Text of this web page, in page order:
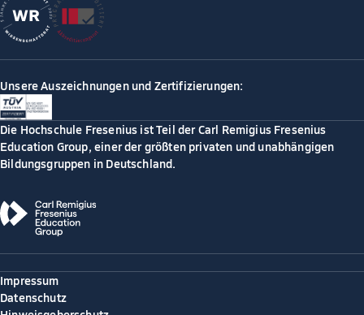
Unsere Auszeichnungen und Zertifizierungen:
Die Hochschule Fresenius ist Teil der Carl Remigius Fresenius
Education Group, einer der größten privaten und unabhängigen
Bildungsgruppen in Deutschland.
Impressum
Datenschutz